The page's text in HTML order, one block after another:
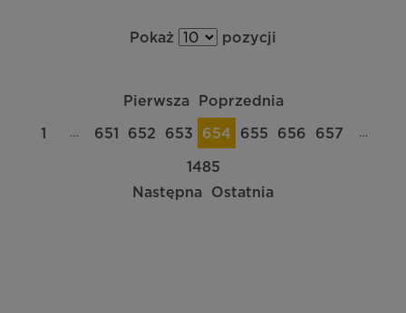
Pokaż pozycji
Pierwsza Poprzednia
1 … 651 652 653 654 655 656 657 …
1485
Następna
Ostatnia